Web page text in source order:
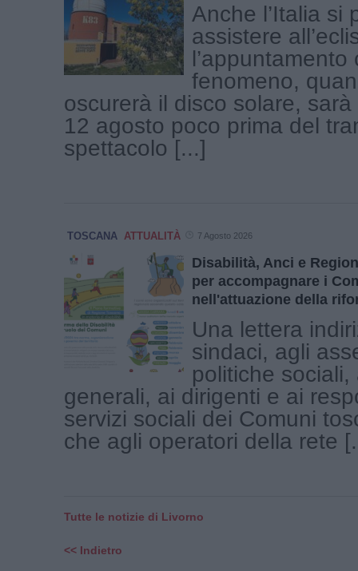
Anche l’Italia si
assistere
l’appuntamento
fenomeno,
oscurerà il disco solare,
12 agosto poco prima del
spettacolo [...]
TOSCANA ATTUALITÀ 7 Agosto 2026
Disabilità, Anci e
per accompagnare i
nell'attuazione della
Una lettera
sindaci, agli
politiche sociali,
generali, ai dirigenti e ai
servizi sociali dei Comuni
che agli operatori della rete
Tutte le notizie di Livorno
<< Indietro